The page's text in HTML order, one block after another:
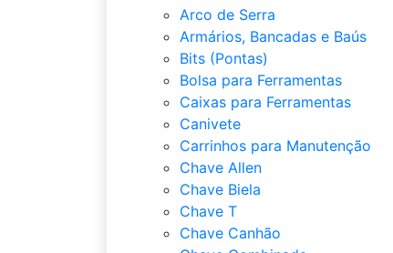
Arco de Serra
Armários, Bancadas e Baús
Bits (Pontas)
Bolsa para Ferramentas
Caixas para Ferramentas
Canivete
Carrinhos para Manutenção
Chave Allen
Chave Biela
Chave T
Chave Canhão